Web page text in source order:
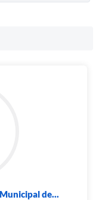
de...